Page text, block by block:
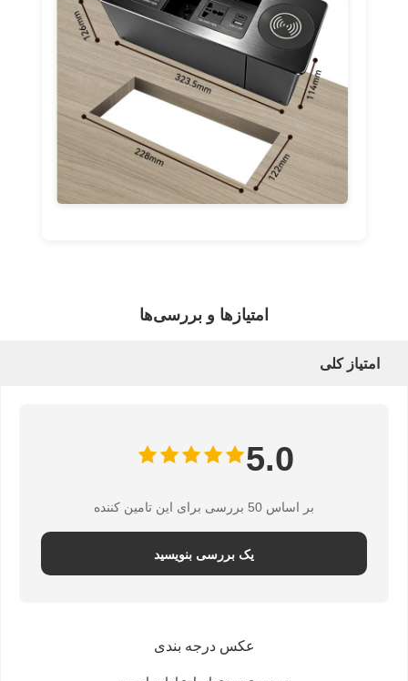
امتیازها و بررسی‌ها
امتیاز کلی
5.0
بر اساس 50 بررسی برای این تامین کننده
یک بررسی بنویسید
عکس درجه بندی